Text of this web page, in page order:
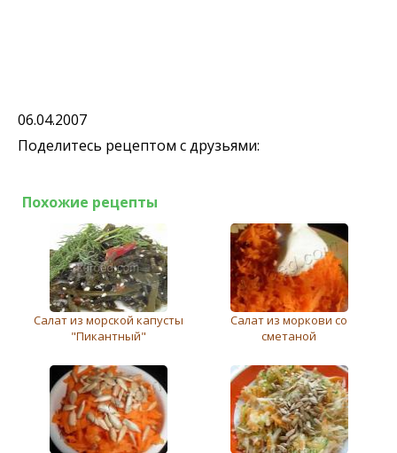
06.04.2007
Поделитесь рецептом с друзьями:
Похожие рецепты
Салат из морской капусты
"Пикантный"
Салат из моркови со
сметаной